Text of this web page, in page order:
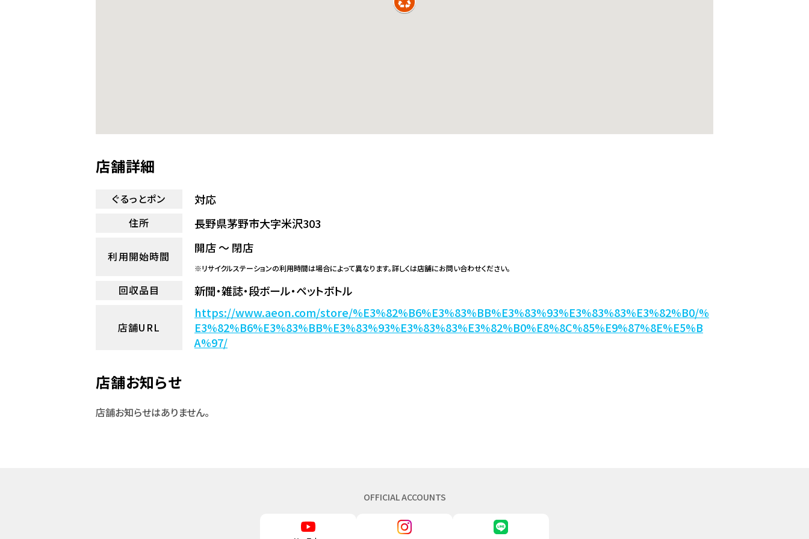
店舗詳細
ぐるっとポン 対応
住所 長野県茅野市大字米沢303
利用開始時間
開店 ～ 閉店
※リサイクルステーションの利用時間は場合によって異なります。詳しくは店舗にお問い合わせください。
回収品目 新聞・雑誌・段ボール・ペットボトル
店舗URL
https://www.aeon.com/store/%E3%82%B6%E3%83%BB%E3%83%93%E3%83%83%E3%82%B0/%
E3%82%B6%E3%83%BB%E3%83%93%E3%83%83%E3%82%B0%E8%8C%85%E9%87%8E%E5%B
A%97/
店舗お知らせ
店舗お知らせはありません。
OFFICIAL ACCOUNTS